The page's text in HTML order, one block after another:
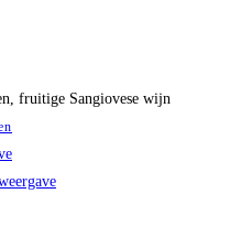
fruitige Sangiovese wijn